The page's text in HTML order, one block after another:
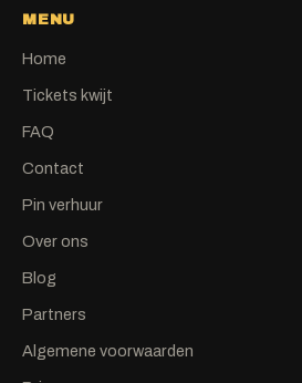
MENU
Home
Tickets kwijt
FAQ
Contact
Pin verhuur
Over ons
Blog
Partners
Algemene voorwaarden